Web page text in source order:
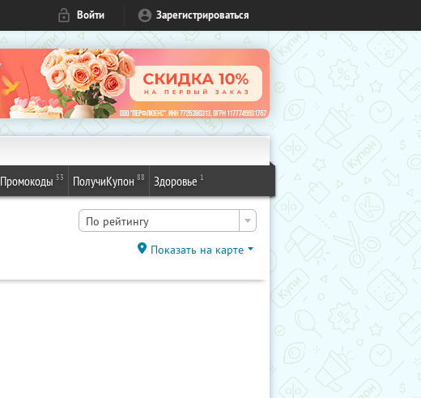
Войти Зарегистрироваться
Промокоды 53 ПолучиКупон 88 Здоровье 1
По рейтингу
Показать на карте